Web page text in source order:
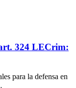
324 LECrim:
para la defensa en